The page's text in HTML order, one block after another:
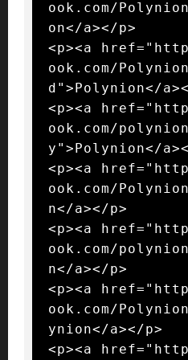
ook.com/
on</a></p>
<p><a
ook.com/
d">Polynion</
<p><a
ook.com/
y">Polynion</
<p><a
ook.com/
n</a></p>
<p><a
ook.com/
n</a></p>
<p><a
ook.com/
ynion</a></p>
<p><a